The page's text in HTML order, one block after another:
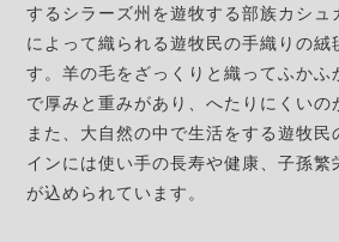
するシラーズ州を遊牧する部族カシュ
によって織られる遊牧民の手織りの絨
す。羊の毛をざっくりと織ってふかふ
で厚みと重みがあり、へたりにくいの
また、大自然の中で生活をする遊牧民
インには使い手の長寿や健康、子孫繁
が込められています。